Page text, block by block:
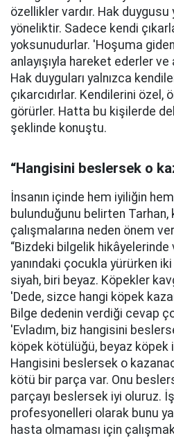
özellikler vardır. Hak duygusu
yöneliktir. Sadece kendi
yoksunudurlar. 'Hoşuma
anlayışıyla hareket ederler
Hak duyguları yalnızca
çıkarcıdırlar. Kendilerini özel,
görürler. Hatta bu kişilerde
şeklinde konuştu.
“Hangisini beslersek o
İnsanın içinde hem iyiliğin
bulunduğunu belirten Tarhan,
çalışmalarına neden önem
“Bizdeki bilgelik hikâyelerinde
yanındaki çocukla yürürken
siyah, biri beyaz. Köpekler
'Dede, sizce hangi köpek
Bilge dedenin verdiği cevap
'Evladım, biz hangisini
köpek kötülüğü, beyaz köpek
Hangisini beslersek o
kötü bir parça var. Onu
parçayı beslersek iyi oluruz.
profesyonelleri olarak bunu
hasta olmaması için